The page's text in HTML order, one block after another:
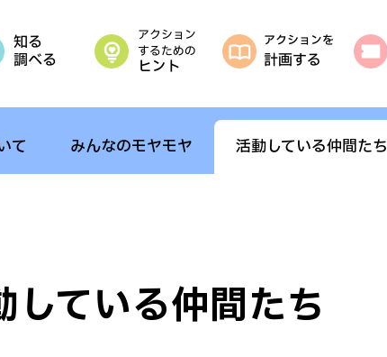
て みんなのモヤモヤ 活動している仲間たち
している仲間たち